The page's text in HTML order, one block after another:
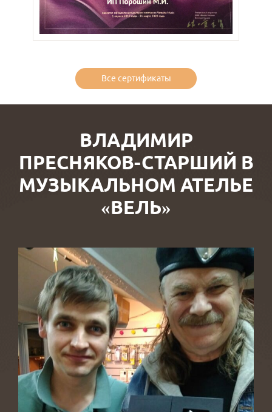
Все сертификаты
ВЛАДИМИР
ПРЕСНЯКОВ-СТАРШИЙ В
МУЗЫКАЛЬНОМ АТЕЛЬЕ
«ВЕЛЬ»